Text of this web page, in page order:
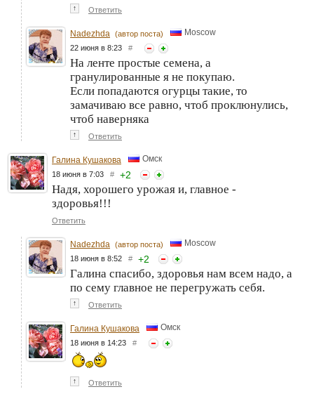
↑ Ответить
Nadezhda (автор поста) Moscow
22 июня в 8:23 #
На ленте простые семена, а
гранулированные я не покупаю.
Если попадаются огурцы такие, то
замачиваю все равно, чтоб проклюнулись,
чтоб наверняка
↑ Ответить
Галина Кушакова Омск
18 июня в 7:03 # +2
Надя, хорошего урожая и, главное -
здоровья!!!
Ответить
Nadezhda (автор поста) Moscow
18 июня в 8:52 # +2
Галина спасибо, здоровья нам всем надо, а
по сему главное не перегружать себя.
↑ Ответить
Галина Кушакова Омск
18 июня в 14:23 #
↑ Ответить